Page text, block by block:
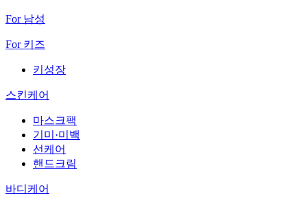
For 남성
For 키즈
키성장
스킨케어
마스크팩
기미·미백
선케어
핸드크림
바디케어